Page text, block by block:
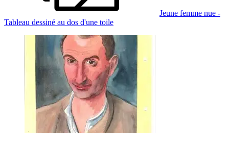
Jeune femme nue -
Tableau dessiné au dos d'une toile